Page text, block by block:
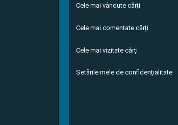
Cele mai vândute cărți
Cele mai comentate cărți
Cele mai vizitate cărți
Setările mele de confidențialitate